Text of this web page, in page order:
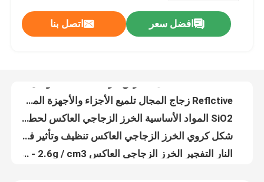
اتصل بنا
أخبار
افضل سعر اتصل بنا